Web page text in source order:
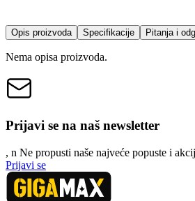
Opis proizvoda Specifikacije Pitanja i
Nema opisa proizvoda.
Prijavi se na naš newsletter
, n Ne propusti naše najveće popuste i
Prijavi se